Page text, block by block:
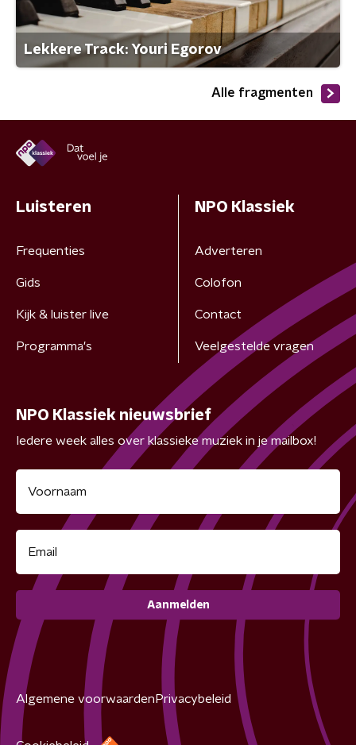
Lekkere Track: Youri Egorov
Alle fragmenten
Luisteren
Frequenties
Gids
Kijk & luister live
Programma's
NPO Klassiek
Adverteren
Colofon
Contact
Veelgestelde vragen
NPO Klassiek nieuwsbrief
Iedere week alles over klassieke muziek in je mailbox!
Aanmelden
Algemene voorwaarden Privacybeleid